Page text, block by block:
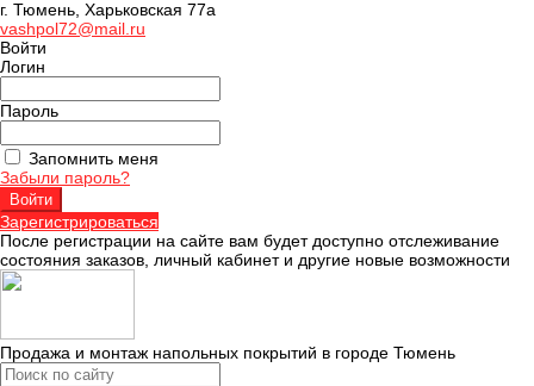
г. Тюмень, Харьковская 77а
vashpol72@mail.ru
Войти
Логин
Пароль
Запомнить меня
Забыли пароль?
Зарегистрироваться
После регистрации на сайте вам будет доступно отслеживание
состояния заказов, личный кабинет и другие новые возможности
Продажа и монтаж напольных покрытий в городе Тюмень